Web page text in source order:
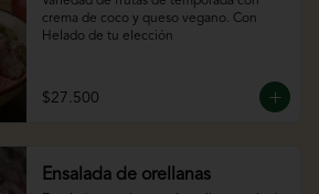
crema de coco y queso vegano. Con
Helado de tu elección
$27.500
Ensalada de orellanas